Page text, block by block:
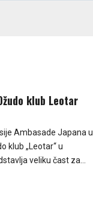
klub Leotar
Ambasade Japana u
klub „Leotar“ u
veliku čast za...